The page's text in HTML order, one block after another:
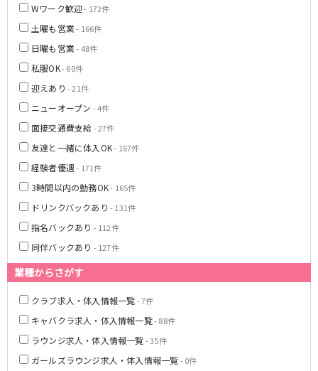
Wワーク歓迎- 172件
土曜も営業- 166件
日曜も営業- 48件
私服OK- 60件
迎えあり - 21件
ニューオープン - 4件
面接交通費支給- 27件
友達と一緒に体入OK- 167件
経験者優遇- 171件
3時間以内の勤務OK- 165件
ドリンクバックあり - 131件
指名バックあり - 112件
同伴バックあり - 127件
業種からさがす
クラブ求人・体入情報一覧- 7件
キャバクラ求人・体入情報一覧- 88件
ラウンジ求人・体入情報一覧- 35件
ガールズラウンジ求人・体入情報一覧- 0件
南海高野線(りんかんサンライン)
Osaka Metro谷町線
守口駅
JR山陽本線(神戸線)(神戸～姫路)
姫路駅
明石駅
神戸駅
山陽電鉄本線
山陽明石駅
阪急宝塚本線